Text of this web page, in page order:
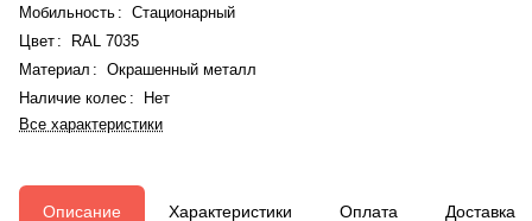
Мобильность : Стационарный
Цвет :
RAL 7035
Материал : Окрашенный металл
Наличие колес :
Нет
Все характеристики
Описание Характеристики Оплата Доставка